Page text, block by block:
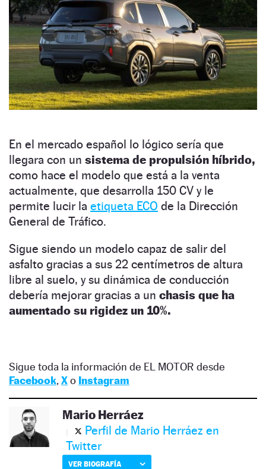
En el mercado español lo lógico sería que
llegara con un sistema de propulsión híbrido,
como hace el modelo que está a la venta
actualmente, que desarrolla 150 CV y le
permite lucir la etiqueta ECO de la Dirección
General de Tráfico.
Sigue siendo un modelo capaz de salir del
asfalto gracias a sus 22 centímetros de altura
libre al suelo, y su dinámica de conducción
debería mejorar gracias a un chasis que ha
aumentado su rigidez un 10%.
Sigue toda la información de EL MOTOR desde
Facebook, Xo Instagram
Mario Herráez
Perfil de Mario Herráez en
Twitter
VER BIOGRAFÍA